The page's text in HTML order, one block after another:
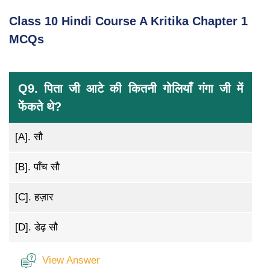
Class 10 Hindi Course A Kritika Chapter 1
MCQs
Q9. पिता जी आटे की कितनी गोलियाँ गंगा जी में
फेंकते थे?
[A].सौ
[B].पाँच सौ
[C].हज़ार
[D].डेढ़ सौ
View Answer